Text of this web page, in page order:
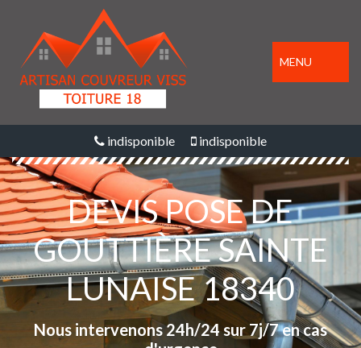
MENU
indisponible indisponible
DEVIS POSE DE
GOUTTIÈRE SAINTE
LUNAISE 18340
Nous intervenons 24h/24 sur 7j/7 en cas